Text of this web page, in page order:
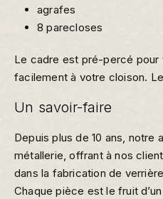
agrafes
8 parecloses
Le cadre est pré-percé
facilement à votre cloison.
Un savoir-faire
Depuis plus de 10 ans, notre
métallerie, offrant à nos
dans la fabrication de
Chaque pièce est le fruit